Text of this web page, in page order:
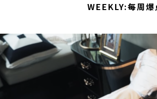
WEEKLY:每周爆